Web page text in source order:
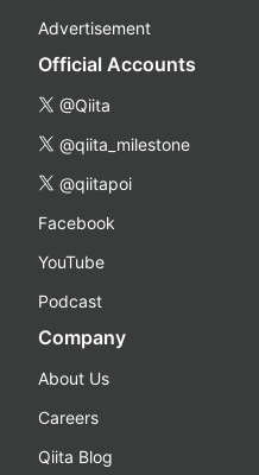
Advertisement
Official Accounts
@Qiita
@qiita_milestone
@qiitapoi
Facebook
YouTube
Podcast
Company
About Us
Careers
Qiita Blog